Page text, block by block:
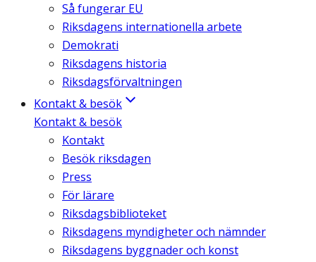
Så fungerar EU
Riksdagens internationella arbete
Demokrati
Riksdagens historia
Riksdagsförvaltningen
Kontakt & besök
Kontakt & besök
Kontakt
Besök riksdagen
Press
För lärare
Riksdagsbiblioteket
Riksdagens myndigheter och nämnder
Riksdagens byggnader och konst